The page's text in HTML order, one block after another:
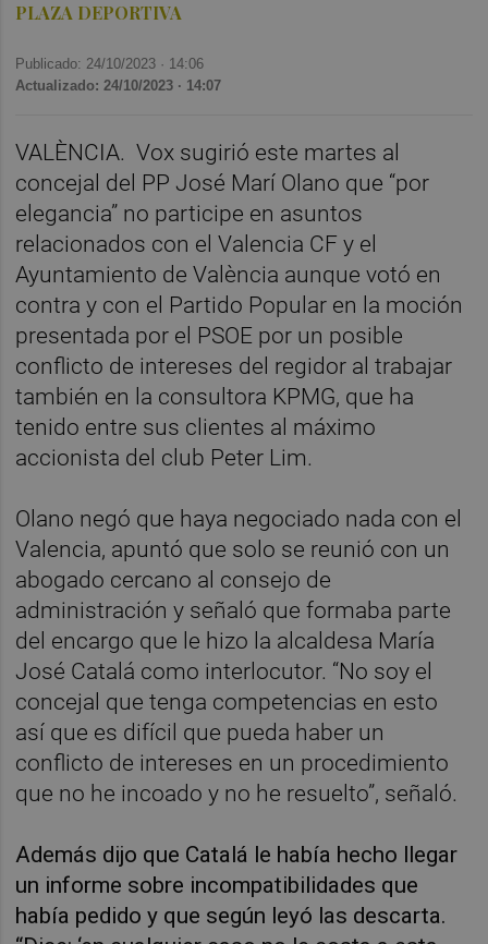
PLAZA DEPORTIVA
Publicado: 24/10/2023 · 14:06
Actualizado: 24/10/2023 · 14:07
VALÈNCIA. Vox sugirió este martes al
concejal del PP José Marí Olano que “por
elegancia” no participe en asuntos
relacionados con el Valencia CF y el
Ayuntamiento de València aunque votó en
contra y con el Partido Popular en la moción
presentada por el PSOE por un posible
conflicto de intereses del regidor al trabajar
también en la consultora KPMG, que ha
tenido entre sus clientes al máximo
accionista del club Peter Lim.
Olano negó que haya negociado nada con el
Valencia, apuntó que solo se reunió con un
abogado cercano al consejo de
administración y señaló que formaba parte
del encargo que le hizo la alcaldesa María
José Catalá como interlocutor. “No soy el
concejal que tenga competencias en esto
así que es difícil que pueda haber un
conflicto de intereses en un procedimiento
que no he incoado y no he resuelto”, señaló.
Además dijo que Catalá le había hecho llegar
un informe sobre incompatibilidades que
había pedido y que según leyó las descarta.